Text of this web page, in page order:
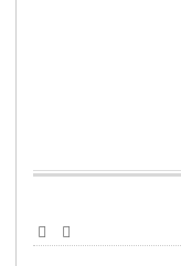
طباعة
البريد